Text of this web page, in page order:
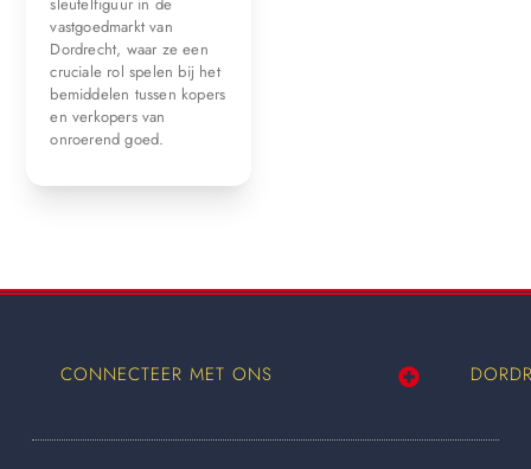
vastgoedmarkt van
Dordrecht, waar ze een
cruciale rol spelen bij het
bemiddelen tussen kopers
en verkopers van
onroerend goed.
CONNECTEER MET ONS